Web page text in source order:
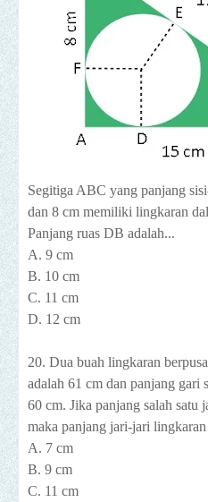
Segitiga ABC yang panjang
dan 8 cm memiliki lingkaran
Panjang ruas DB adalah...
A. 9 cm
B. 10 cm
C. 11 cm
D. 12 cm
20. Dua buah lingkaran
adalah 61 cm dan panjang gari
60 cm. Jika panjang salah satu
maka panjang jari-jari
A. 7 cm
B. 9 cm
C. 11 cm